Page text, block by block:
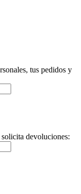
tus pedidos y
devoluciones: